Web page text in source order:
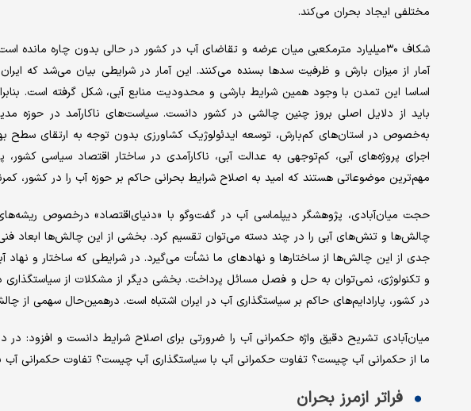
مختلفی ایجاد بحران می‌کند.
شکاف ۳۰میلیارد مترمکعبی میان عرضه و تقاضای آب در کشور در حالی بدون چاره مانده
آمار از میزان بارش و ظرفیت سدها بسنده می‌کنند. این آمار در شرایطی بیان می‌شد که
اساسا این تمدن با وجود همین شرایط بارشی و محدودیت منابع آبی، شکل گرفته است.
باید از دلایل اصلی بروز چنین چالشی در کشور دانست. سیاست‌های ناکارآمد در حوزه
به‌خصوص در استان‌های کم‌بارش، توسعه ایدئولوژیک کشاورزی بدون توجه به ارتقای سطح
اجرای پروژه‌های آبی، کم‌توجهی به عدالت آبی، ناکارآمدی در ساختار اقتصاد سیاسی
مهم‌ترین موضوعاتی هستند که امید به اصلاح شرایط بحرانی حاکم بر حوزه آب را در کشور،
حجت میان‌آبادی، پژوهشگر دیپلماسی آب در گفت‌وگو با «دنیای‌اقتصاد» درخصوص
چالش‌ها و تنش‌های آبی را در چند دسته می‌توان تقسیم کرد. بخشی از این چالش‌ها ابعاد فنی
جدی از این چالش‌ها از ساختارها و نهادهای ما نشأت می‌گیرد. در شرایطی که ساختار و نهاد آبی
و تکنولوژی، نمی‌توان به حل و فصل مسائل پرداخت. بخشی دیگر از مشکلات از سیاستگذاری
در کشور، پارادایم‌های حاکم بر سیاستگذاری آب در ایران اشتباه است. درهمین‌حال سهمی از
میان‌آبادی تشریح دقیق واژه حکمرانی آب را ضرورتی برای اصلاح شرایط دانست و
ما از حکمرانی آب چیست؟ تفاوت حکمرانی آب با سیاستگذاری آب چیست؟ تفاوت حکمرانی
فراتر ازمرز بحران